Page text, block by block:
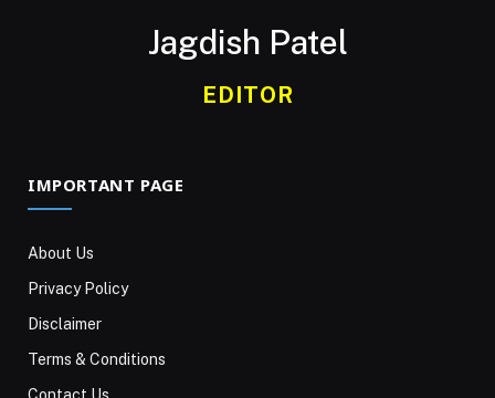
Jagdish Patel
EDITOR
IMPORTANT PAGE
About Us
Privacy Policy
Disclaimer
Terms & Conditions